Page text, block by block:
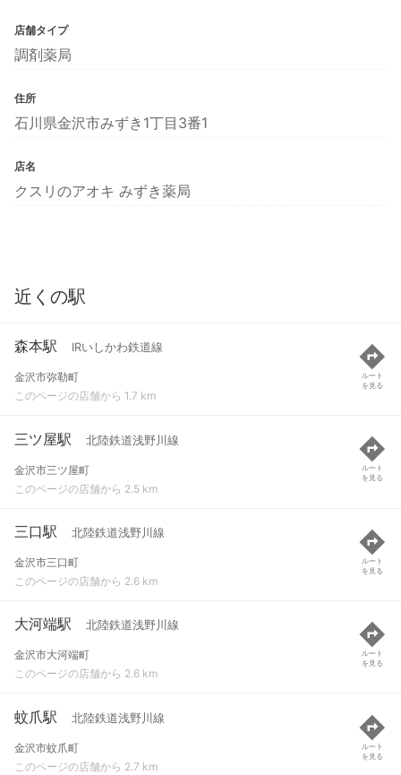
店舗タイプ
調剤薬局
住所
石川県金沢市みずき1丁目3番1
店名
クスリのアオキ みずき薬局
近くの駅
森本駅 IRいしかわ鉄道線
金沢市弥勒町
このページの店舗から 1.7 km
ルート
を見る
三ツ屋駅 北陸鉄道浅野川線
金沢市三ツ屋町
このページの店舗から 2.5 km
ルート
を見る
三口駅 北陸鉄道浅野川線
金沢市三口町
このページの店舗から 2.6 km
ルート
を見る
大河端駅 北陸鉄道浅野川線
金沢市大河端町
このページの店舗から 2.6 km
ルート
を見る
蚊爪駅 北陸鉄道浅野川線
金沢市蚊爪町
このページの店舗から 2.7 km
ルート
を見る